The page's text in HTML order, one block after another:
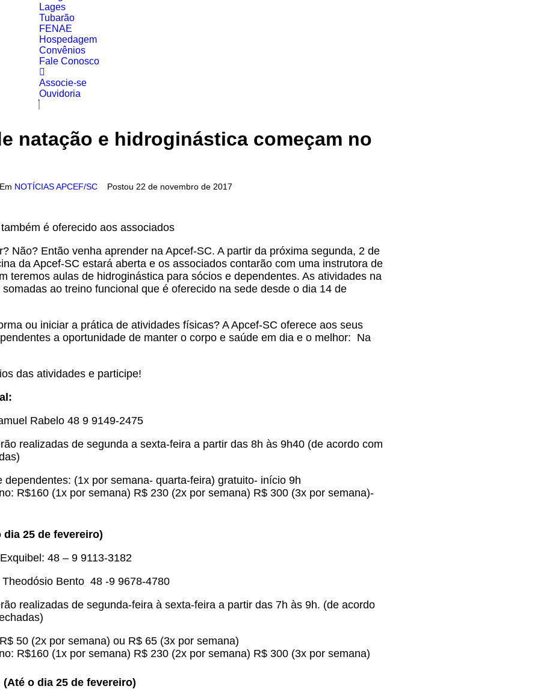
Lages
Tubarão
FENAE
Hospedagem
Convênios
Fale Conosco
Associe-se
Ouvidoria
natação e hidroginástica começam no
Em NOTÍCIAS APCEF/SC Postou 22 de novembro de 2017
é oferecido aos associados
Não? Então venha aprender na Apcef-SC. A partir da próxima segunda, 2 de
da Apcef-SC estará aberta e os associados contarão com uma instrutora de
teremos aulas de hidroginástica para sócios e dependentes. As atividades na
ao treino funcional que é oferecido na sede desde o dia 14 de
ou iniciar a prática de atividades físicas? A Apcef-SC oferece aos seus
a oportunidade de manter o corpo e saúde em dia e o melhor: Na
das atividades e participe!
Rabelo 48 9 9149-2475
realizadas de segunda a sexta-feira a partir das 8h às 9h40 (de acordo com
dependentes: (1x por semana- quarta-feira) gratuito- início 9h
R$160 (1x por semana) R$ 230 (2x por semana) R$ 300 (3x por semana)-
dia 25 de fevereiro)
48 – 9 9113-3182
Bento 48 -9 9678-4780
realizadas de segunda-feira à sexta-feira a partir das 7h às 9h. (de acordo
50 (2x por semana) ou R$ 65 (3x por semana)
R$160 (1x por semana) R$ 230 (2x por semana) R$ 300 (3x por semana)
o dia 25 de fevereiro)